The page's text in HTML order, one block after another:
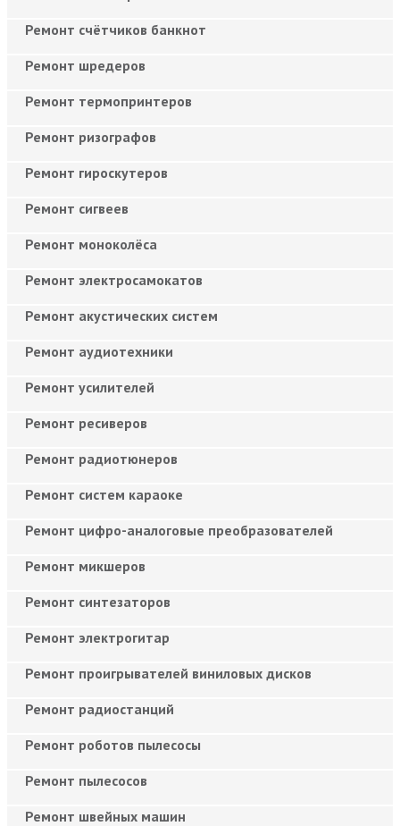
Ремонт счётчиков банкнот
Ремонт шредеров
Ремонт термопринтеров
Ремонт ризографов
Ремонт гироскутеров
Ремонт сигвеев
Ремонт моноколёса
Ремонт электросамокатов
Ремонт акустических систем
Ремонт аудиотехники
Ремонт усилителей
Ремонт ресиверов
Ремонт радиотюнеров
Ремонт систем караоке
Ремонт цифро-аналоговые преобразователей
Ремонт микшеров
Ремонт синтезаторов
Ремонт электрогитар
Ремонт проигрывателей виниловых дисков
Ремонт радиостанций
Ремонт роботов пылесосы
Ремонт пылесосов
Ремонт швейных машин